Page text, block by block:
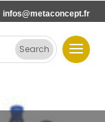
infos@metaconcept.fr